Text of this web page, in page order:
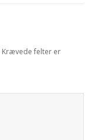
Krævede felter er